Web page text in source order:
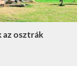
az osztrák